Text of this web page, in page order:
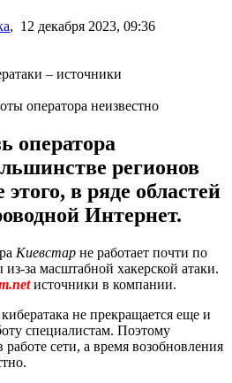
, 12 декабря 2023, 09:36
оператора неизвестно
оператора
регионов
в ряде областей
Интернет.
Киевстар не работает почти по
за масштабной хакерской атаки.
источники в компании.
не прекращается еще и
специалистам. Поэтому
сети, а время возобновления